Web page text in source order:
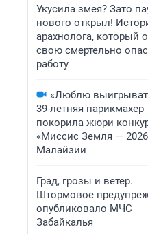
Укусила змея? Зато
нового открыл!
арахнолога, который
свою смертельно
работу
«Люблю
39-летняя парикмахер
покорила жюри
«Миссис Земля —
Малайзии
Град, грозы и ветер.
Штормовое
опубликовало МЧС
Забайкалья